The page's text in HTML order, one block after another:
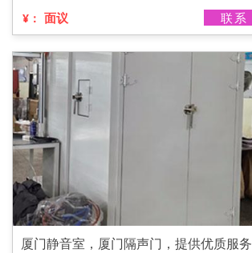
¥： 面议 联系
厦门静音室，厦门隔声门，提供优质服务